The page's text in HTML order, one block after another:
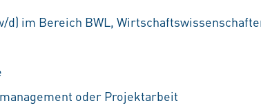
d) im Bereich BWL,
oder Projektarbeit